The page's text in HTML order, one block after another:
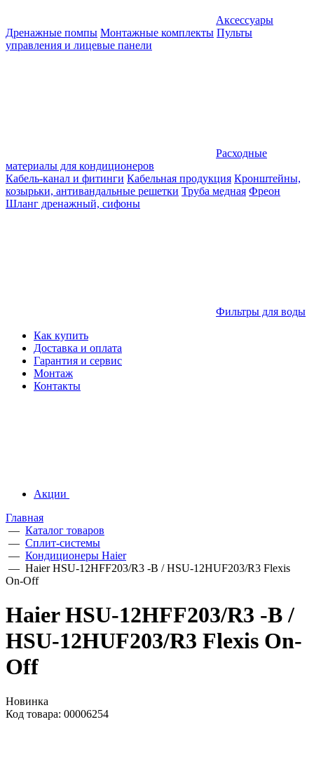
Аксессуары
Дренажные помпы Монтажные комплекты Пульты
управления и лицевые панели
Расходные
материалы для кондиционеров
Кабель-канал и фитинги Кабельная продукция Кронштейны,
козырьки, антивандальные решетки Труба медная Фреон
Шланг дренажный, сифоны
Фильтры для воды
Как купить
Доставка и оплата
Гарантия и сервис
Монтаж
Контакты
Акции
Главная
— Каталог товаров
— Сплит-системы
— Кондиционеры Haier
— Haier HSU-12HFF203/R3 -B / HSU-12HUF203/R3 Flexis
On-Off
Haier HSU-12HFF203/R3 -B /
HSU-12HUF203/R3 Flexis On-
Off
Новинка
Код товара: 00006254